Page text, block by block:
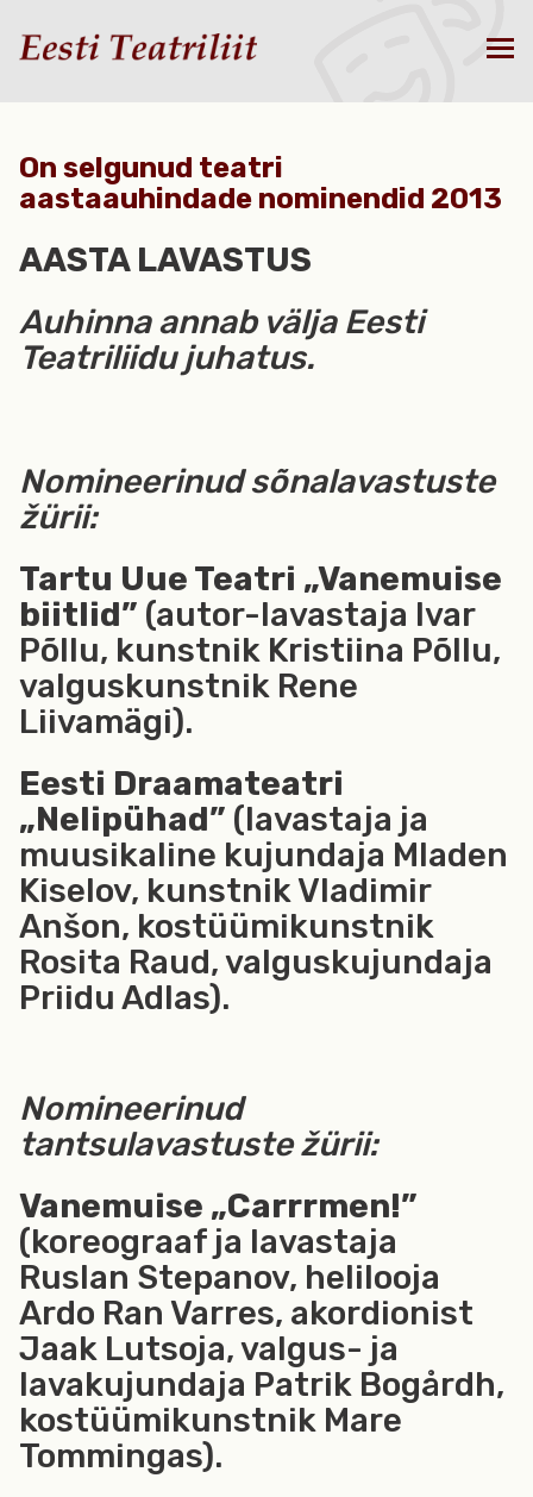
On selgunud teatri
aastaauhindade nominendid 2013
AASTA LAVASTUS
Auhinna annab välja Eesti
Teatriliidu juhatus.
Nomineerinud sõnalavastuste
žürii:
Tartu Uue Teatri „Vanemuise
biitlid” (autor-lavastaja Ivar
Põllu, kunstnik Kristiina Põllu,
valguskunstnik Rene
Liivamägi).
Eesti Draamateatri
„Nelipühad” (lavastaja ja
muusikaline kujundaja Mladen
Kiselov, kunstnik Vladimir
Anšon, kostüümikunstnik
Rosita Raud, valguskujundaja
Priidu Adlas).
Nomineerinud
tantsulavastuste žürii:
Vanemuise „Carrrmen!”
(koreograaf ja lavastaja
Ruslan Stepanov, helilooja
Ardo Ran Varres, akordionist
Jaak Lutsoja, valgus- ja
lavakujundaja Patrik Bogårdh,
kostüümikunstnik Mare
Tommingas).